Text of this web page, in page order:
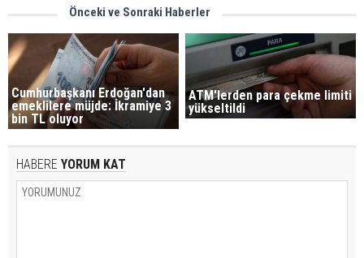
Önceki ve Sonraki Haberler
Cumhurbaşkanı Erdoğan'dan
emeklilere müjde: İkramiye 3
bin TL oluyor
ATM'lerden para çekme limiti
yükseltildi
HABERE YORUM KAT